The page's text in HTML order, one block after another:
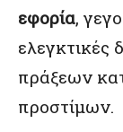
εφορία,
ελεγκτικές
πράξεων
προστίμων.